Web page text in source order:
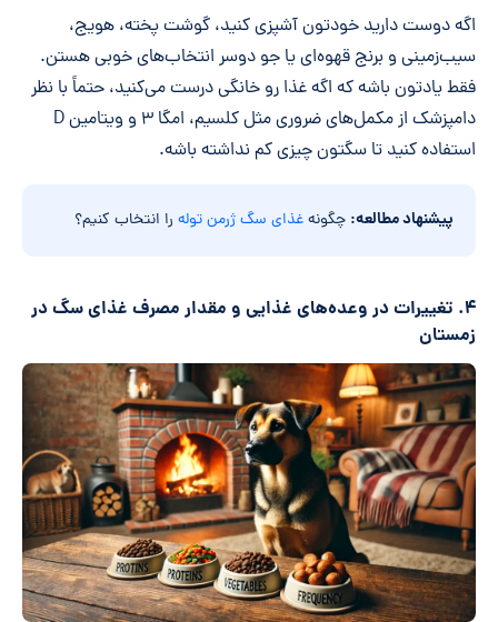
اگه دوست دارید خودتون آشپزی کنید، گوشت پخته، هویج،
سیب‌زمینی و برنج قهوه‌ای یا جو دوسر انتخاب‌های خوبی هستن.
فقط یادتون باشه که اگه غذا رو خانگی درست می‌کنید، حتماً با نظر
دامپزشک از مکمل‌های ضروری مثل کلسیم، امگا ۳ و ویتامین D
استفاده کنید تا سگتون چیزی کم نداشته باشه.
پیشنهاد مطالعه: چگونهغذای سگ ژرمن توله را انتخاب کنیم؟
۴. تغییرات در وعده‌های غذایی و مقدار مصرف غذای سگ در
زمستان